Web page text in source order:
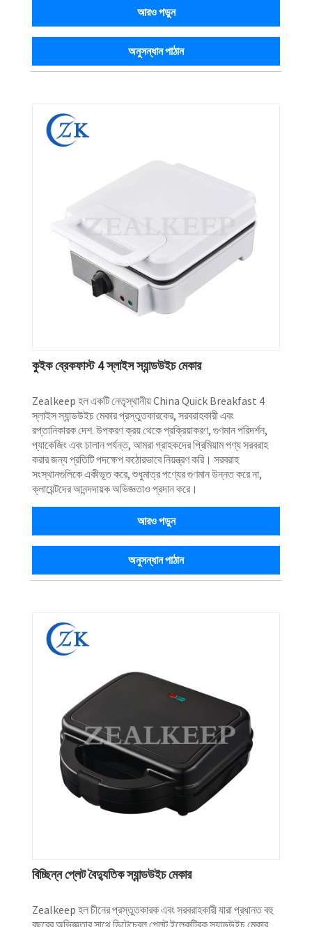
আরও পড়ুন
অনুসন্ধান পাঠান
কুইক ব্রেকফাস্ট 4 স্লাইস স্যান্ডউইচ মেকার
Zealkeep হল একটি নেতৃস্থানীয় China Quick Breakfast 4
স্লাইস স্যান্ডউইচ মেকার প্রস্তুতকারকের, সরবরাহকারী এবং
রপ্তানিকারক দেশ. উপকরণ ক্রয় থেকে প্রক্রিয়াকরণ, গুণমান পরিদর্শন,
প্যাকেজিং এবং চালান পর্যন্ত, আমরা গ্রাহকদের প্রিমিয়াম পণ্য সরবরাহ
করার জন্য প্রতিটি পদক্ষেপ কঠোরভাবে নিয়ন্ত্রণ করি। সরবরাহ
সংস্থানগুলিকে একীভূত করে, শুধুমাত্র পণ্যের গুণমান উন্নত করে না,
ক্লায়েন্টদের আনন্দদায়ক অভিজ্ঞতাও প্রদান করে।
আরও পড়ুন
অনুসন্ধান পাঠান
বিচ্ছিন্ন প্লেট বৈদ্যুতিক স্যান্ডউইচ মেকার
Zealkeep হল চীনের প্রস্তুতকারক এবং সরবরাহকারী যারা প্রধানত বহু